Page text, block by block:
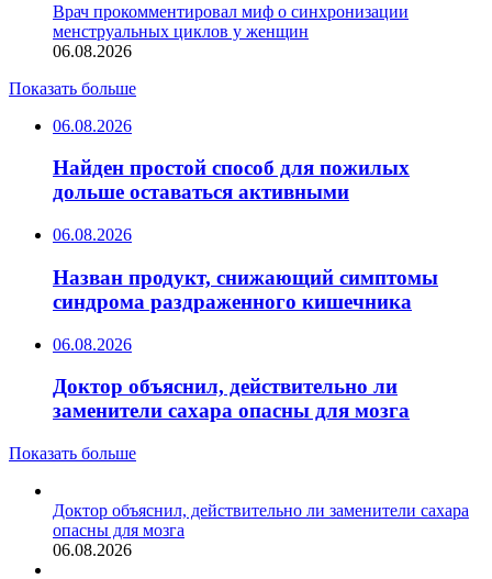
Врач прокомментировал миф о синхронизации
менструальных циклов у женщин
06.08.2026
Показать больше
06.08.2026
Найден простой способ для пожилых
дольше оставаться активными
06.08.2026
Назван продукт, снижающий симптомы
синдрома раздраженного кишечника
06.08.2026
Доктор объяснил, действительно ли
заменители сахара опасны для мозга
Показать больше
Доктор объяснил, действительно ли заменители сахара
опасны для мозга
06.08.2026